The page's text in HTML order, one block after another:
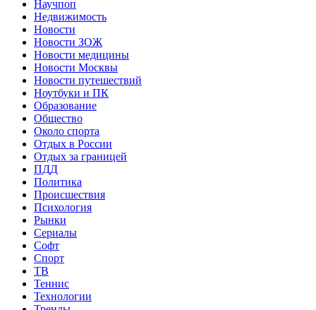
Научпоп
Недвижимость
Новости
Новости ЗОЖ
Новости медицины
Новости Москвы
Новости путешествий
Ноутбуки и ПК
Образование
Общество
Около спорта
Отдых в России
Отдых за границей
ПДД
Политика
Происшествия
Психология
Рынки
Сериалы
Софт
Спорт
ТВ
Теннис
Технологии